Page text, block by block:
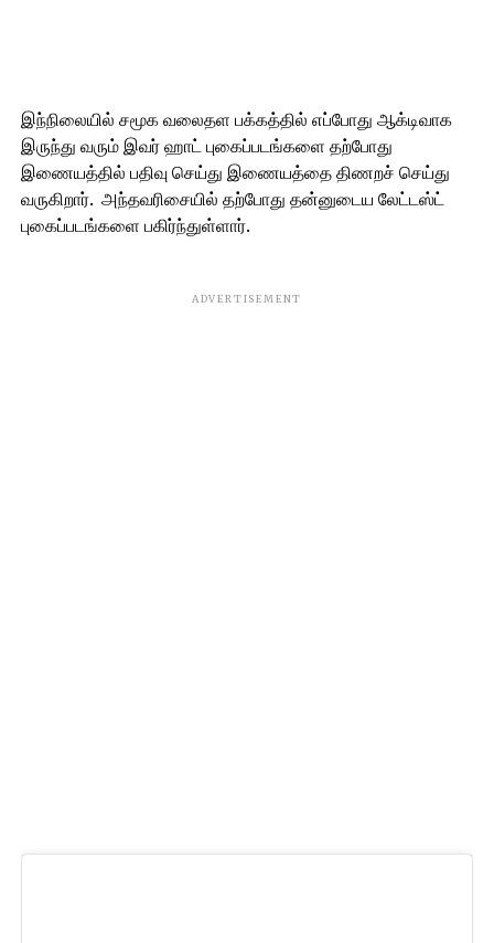
இந்நிலையில் சமூக வலைதள பக்கத்தில் எப்போது ஆக்டிவாக
இருந்து வரும் இவர் ஹாட் புகைப்படங்களை தற்போது
இணையத்தில் பதிவு செய்து இணையத்தை திணறச் செய்து
வருகிறார். அந்தவரிசையில் தற்போது தன்னுடைய லேட்டஸ்ட்
புகைப்படங்களை பகிர்ந்துள்ளார்.
ADVERTISEMENT